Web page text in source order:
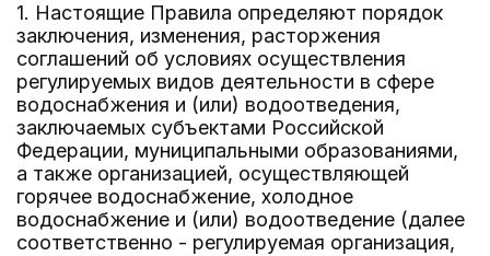
1. Настоящие Правила определяют порядок
заключения, изменения, расторжения
соглашений об условиях осуществления
регулируемых видов деятельности в сфере
водоснабжения и (или) водоотведения,
заключаемых субъектами Российской
Федерации, муниципальными образованиями,
а также организацией, осуществляющей
горячее водоснабжение, холодное
водоснабжение и (или) водоотведение (далее
соответственно - регулируемая организация,